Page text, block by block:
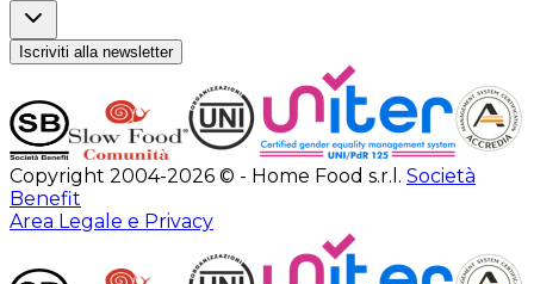
Iscriviti alla newsletter
Copyright 2004-2026 © - Home Food s.r.l. Società
Benefit
Area Legale e Privacy